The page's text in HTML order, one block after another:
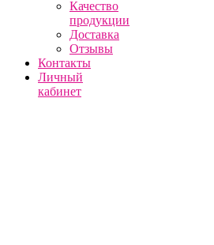
Качество
продукции
Доставка
Отзывы
Контакты
Личный
кабинет